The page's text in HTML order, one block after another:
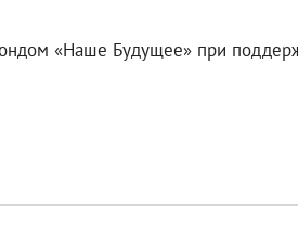
«Наше Будущее» при